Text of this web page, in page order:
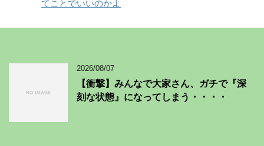
てことでいいのかよ
2026/08/07
【衝撃】みんなで大家さん、ガチで『深
刻な状態』になってしまう・・・・